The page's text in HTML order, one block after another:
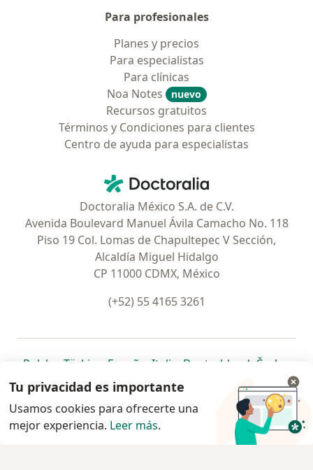
Para profesionales
Planes y precios
Para especialistas
Para clínicas
Noa Notes
nuevo
Recursos gratuitos
Términos y Condiciones para clientes
Centro de ayuda para especialistas
Doctoralia - Página de inicio
Doctoralia México S.A. de C.V.
Avenida Boulevard Manuel Ávila Camacho No. 118
Piso 19 Col. Lomas de Chapultepec V Sección,
Alcaldía Miguel Hidalgo
CP 11000 CDMX, México
(+52) 55 4165 3261
Polska se abre en una nueva pestaña
Türkiye se abre en una nueva pestaña
España se abre en una nueva pestaña
Italia se abre en una nueva
Deutschlandse abre en
Česko
Portugal
se abre en una nueva pestaña
México se abre en una nueva pestaña
Chile se abre en una nueva pestaña
Brasil se abre en una nueva
se abre en
se
se abre en una nueva
www.doctoralia.com.mx © 2026 - Encuentra tu
Tu privacidad es importante
Usamos cookies para ofrecerte una
mejor experiencia. Leer más.